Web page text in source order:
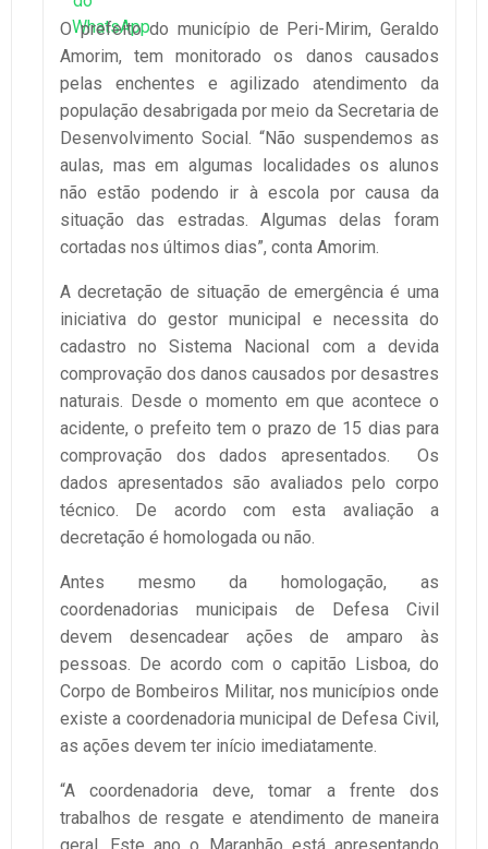
O prefeito do município de Peri-Mirim, Geraldo
Amorim, tem monitorado os danos causados
pelas enchentes e agilizado atendimento da
população desabrigada por meio da Secretaria de
Desenvolvimento Social. “Não suspendemos as
aulas, mas em algumas localidades os alunos
não estão podendo ir à escola por causa da
situação das estradas. Algumas delas foram
cortadas nos últimos dias”, conta Amorim.
A decretação de situação de emergência é uma
iniciativa do gestor municipal e necessita do
cadastro no Sistema Nacional com a devida
comprovação dos danos causados por desastres
naturais. Desde o momento em que acontece o
acidente, o prefeito tem o prazo de 15 dias para
comprovação dos dados apresentados. Os
dados apresentados são avaliados pelo corpo
técnico. De acordo com esta avaliação a
decretação é homologada ou não.
Antes mesmo da homologação, as
coordenadorias municipais de Defesa Civil
devem desencadear ações de amparo às
pessoas. De acordo com o capitão Lisboa, do
Corpo de Bombeiros Militar, nos municípios onde
existe a coordenadoria municipal de Defesa Civil,
as ações devem ter início imediatamente.
“A coordenadoria deve, tomar a frente dos
trabalhos de resgate e atendimento de maneira